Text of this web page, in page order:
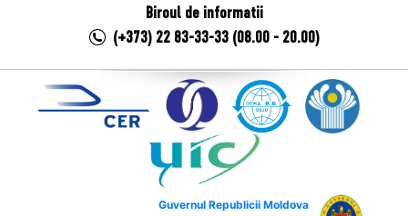
Biroul de informatii
(+373) 22 83-33-33 (08.00 - 20.00)
Guvernul Republicii Moldova